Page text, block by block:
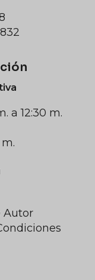
a 12:30 m.
Autor